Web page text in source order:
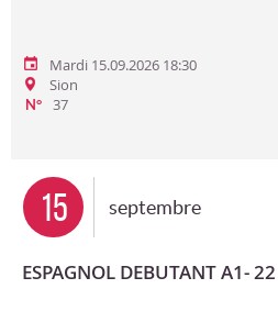
Mardi 15.09.2026 18:30
Sion
N°
37
15 septembre
ESPAGNOL DEBUTANT A1-